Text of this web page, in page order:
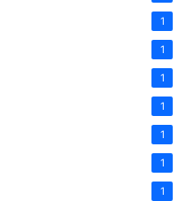
1
1
1
1
1
1
1